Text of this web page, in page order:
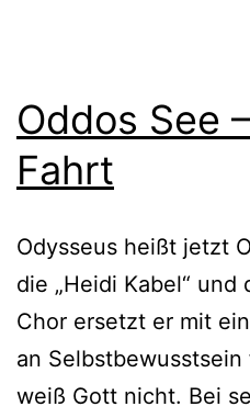
Oddos See
Fahrt
Odysseus heißt jetzt
die „Heidi Kabel“
Chor ersetzt er mit
an
weiß Gott nicht. Bei